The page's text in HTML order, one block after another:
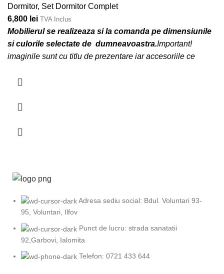
Dormitor, Set Dormitor Complet
6,800 lei TVA Inclus
Mobilierul se realizeaza si la comanda pe dimensiunile
si culorile selectate de dumneavoastra.Important!
imaginile sunt cu titlu de prezentare iar accesoriile ce
Adresa sediu social: Bdul. Voluntari 93-
95, Voluntari, Ilfov
Punct de lucru: strada sanatatii
92,Garbovi, Ialomita
Telefon: 0721 433 644